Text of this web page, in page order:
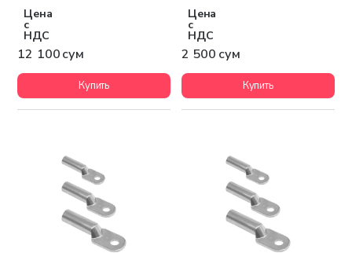
Цена
с
НДС
12 100 сум
Купить
Цена
с
НДС
2 500 сум
Купить